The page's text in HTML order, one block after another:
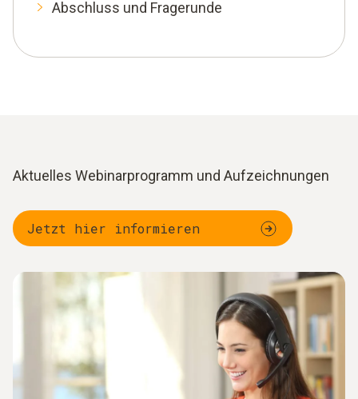
Abschluss und Fragerunde
Aktuelles Webinarprogramm und Aufzeichnungen
Jetzt hier informieren